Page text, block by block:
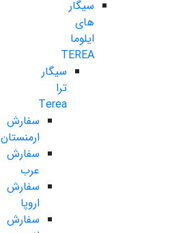
سیگار
های
ایلوما
TEREA
سیگار
ترا
Terea
سفارش
ارمنستان
سفارش
عرب
سفارش
اروپا
سفارش